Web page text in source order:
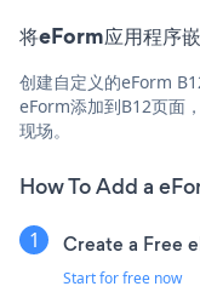
将eForm应用程序
创建自定义的eForm
eForm添加到B12页面
现场。
How To Add a
Create a Free
Start for free now